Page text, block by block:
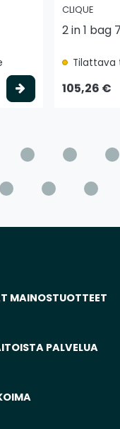
Valitse
CLIQUE
2 in 1 bag
Tilattava
105,26 €
MAINOSTUOTTEET
PALVELUA